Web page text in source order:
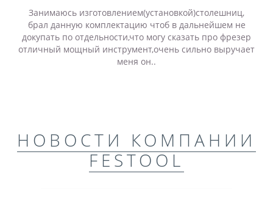
Занимаюсь изготовлением(установкой)столешниц,
брал данную комплектацию чтоб в дальнейшем не
докупать по отдельности,что могу сказать про фрезер
отличный мощный инструмент,очень сильно выручает
меня он..
НОВОСТИ КОМПАНИИ
FESTOOL